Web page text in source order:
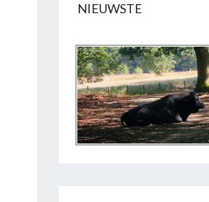
NIEUWSTE